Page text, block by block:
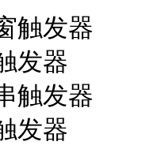
发器
发器
发器
发器